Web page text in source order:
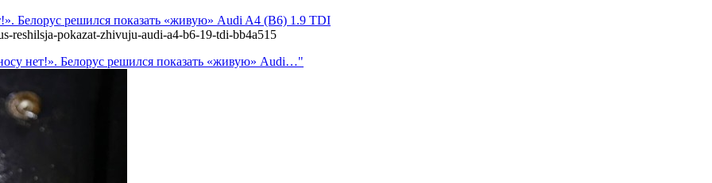
Белорус решился показать «живую» Audi A4 (B6) 1.9 TDI
reshilsja-pokazat-zhivuju-audi-a4-b6-19-tdi-bb4a515
нет!». Белорус решился показать «живую» Audi…"